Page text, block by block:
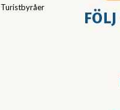
Turistbyråer